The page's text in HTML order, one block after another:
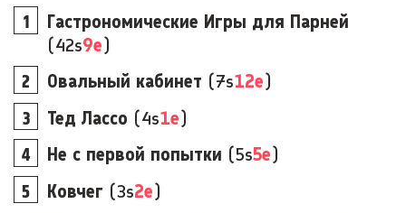
Гастрономические Игры для Парней
(42s9e)
Овальный кабинет (7s12e)
Тед Лассо (4s1e)
Не с первой попытки (5s5e)
Ковчег (3s2e)